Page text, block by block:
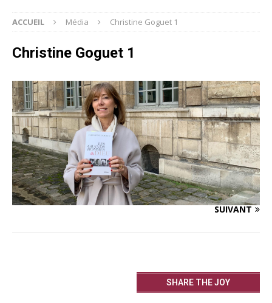
ACCUEIL Média Christine Goguet 1
Christine Goguet 1
SUIVANT
SHARE THE JOY